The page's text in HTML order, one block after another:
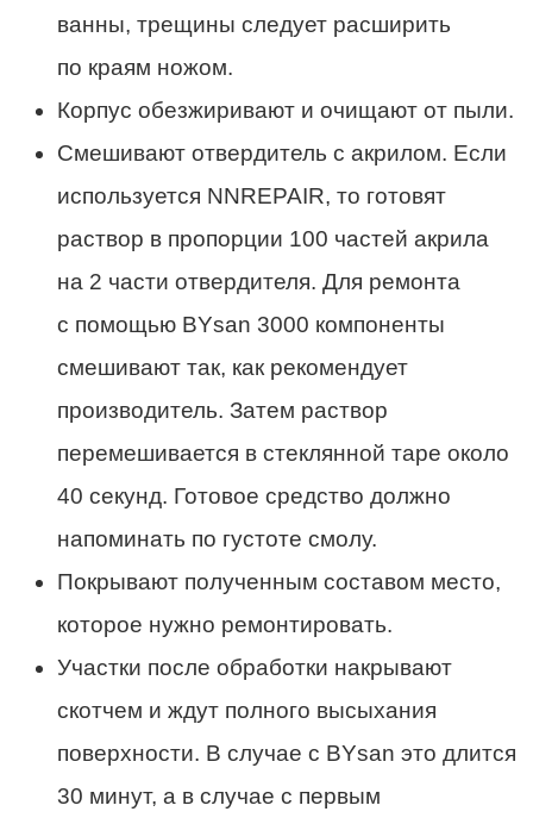
ванны, трещины следует расширить
по краям ножом.
Корпус обезжиривают и очищают от пыли.
Смешивают отвердитель с акрилом. Если
используется NNREPAIR, то готовят
раствор в пропорции 100 частей акрила
на 2 части отвердителя. Для ремонта
с помощью BYsan 3000 компоненты
смешивают так, как рекомендует
производитель. Затем раствор
перемешивается в стеклянной таре около
40 секунд. Готовое средство должно
напоминать по густоте смолу.
Покрывают полученным составом место,
которое нужно ремонтировать.
Участки после обработки накрывают
скотчем и ждут полного высыхания
поверхности. В случае с BYsan это длится
30 минут, а в случае с первым